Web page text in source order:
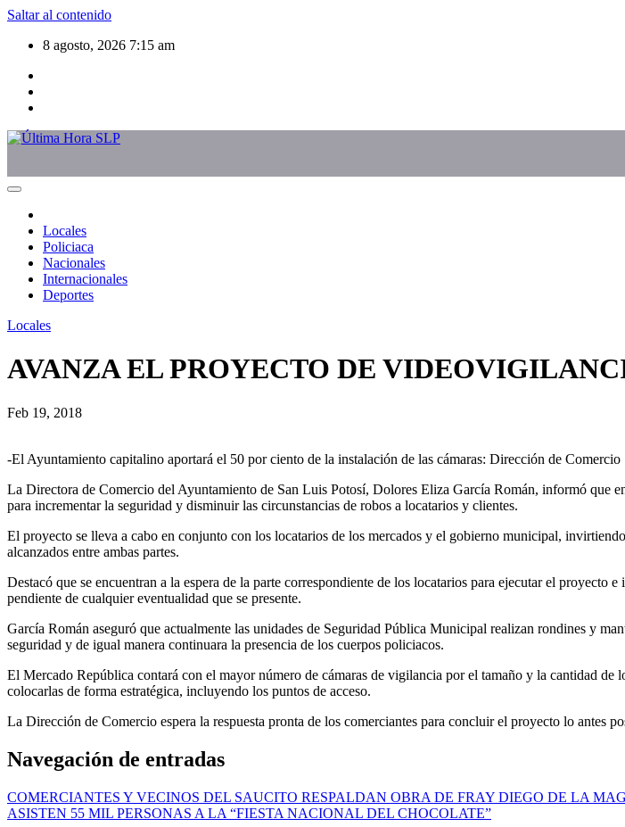
Saltar al contenido
8 agosto, 2026 7:15 am
Locales
Policiaca
Nacionales
Internacionales
Deportes
Locales
AVANZA EL PROYECTO DE
Feb 19, 2018
-El Ayuntamiento capitalino aportará el 50 por ciento de la instalación de las cámaras: Dirección de Comercio
La Directora de Comercio del Ayuntamiento de San Luis Potosí, Dolores Eliza García Román, informó que
para incrementar la seguridad y disminuir las circunstancias de robos a locatarios y clientes.
El proyecto se lleva a cabo en conjunto con los locatarios de los mercados y el gobierno municipal,
alcanzados entre ambas partes.
Destacó que se encuentran a la espera de la parte correspondiente de los locatarios para ejecutar el proyecto
pendiente de cualquier eventualidad que se presente.
García Román aseguró que actualmente las unidades de Seguridad Pública Municipal realizan rondines y
seguridad y de igual manera continuara la presencia de los cuerpos policiacos.
El Mercado República contará con el mayor número de cámaras de vigilancia por el tamaño y la cantidad de
colocarlas de forma estratégica, incluyendo los puntos de acceso.
La Dirección de Comercio espera la respuesta pronta de los comerciantes para concluir el proyecto lo antes
Navegación de entradas
COMERCIANTES Y VECINOS DEL SAUCITO RESPALDAN OBRA DE FRAY DIEGO DE LA
ASISTEN 55 MIL PERSONAS A LA “FIESTA NACIONAL DEL CHOCOLATE”